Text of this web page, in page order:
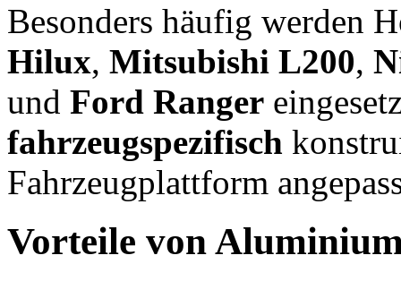
Besonders häufig werden
Hilux, Mitsubishi L200,
und Ford Ranger
fahrzeugspezifisch
Fahrzeugplattform
Vorteile von